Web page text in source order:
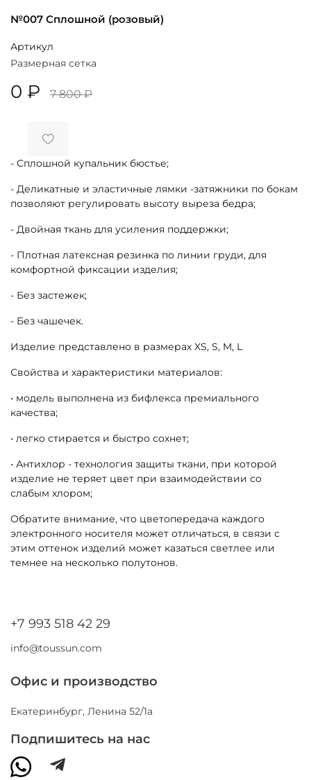
№007 Сплошной (розовый)
Размерная сетка
Артикул
0 ₽ 7 800 ₽
- Сплошной купальник бюстье;
- Деликатные и эластичные лямки -затяжники по бокам
позволяют регулировать высоту выреза бедра;
- Двойная ткань для усиления поддержки;
- Плотная латексная резинка по линии груди, для
комфортной фиксации изделия;
- Без застежек;
- Без чашечек.
Изделие представлено в размерах XS, S, M, L
Свойства и характеристики материалов:
• модель выполнена из бифлекса премиального
качества;
• легко стирается и быстро сохнет;
• Антихлор - технология защиты ткани, при которой
изделие не теряет цвет при взаимодействии со
слабым хлором;
Обратите внимание, что цветопередача каждого
электронного носителя может отличаться, в связи с
этим оттенок изделий может казаться светлее или
темнее на несколько полутонов.
+7 993 518 42 29
info@toussun.com
Офис и производство
Екатеринбург, Ленина 52/1а
Подпишитесь на нас